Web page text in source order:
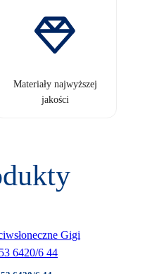
Materiały najwyższej
jakości